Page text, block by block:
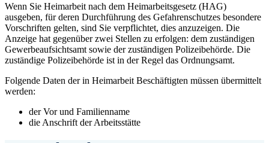
Wenn Sie Heimarbeit nach dem Heimarbeitsgesetz (HAG)
ausgeben, für deren Durchführung des Gefahrenschutzes besondere
Vorschriften gelten, sind Sie verpflichtet, dies anzuzeigen. Die
Anzeige hat gegenüber zwei Stellen zu erfolgen: dem zuständigen
Gewerbeaufsichtsamt sowie der zuständigen Polizeibehörde. Die
zuständige Polizeibehörde ist in der Regel das Ordnungsamt.
Folgende Daten der in Heimarbeit Beschäftigten müssen übermittelt
werden:
der Vor und Familienname
die Anschrift der Arbeitsstätte